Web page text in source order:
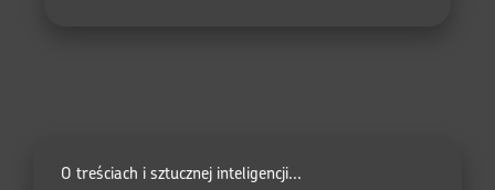
O treściach i sztucznej inteligencji...